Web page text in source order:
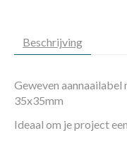
Beschrijving
Geweven
35x35mm
Ideaal om je project